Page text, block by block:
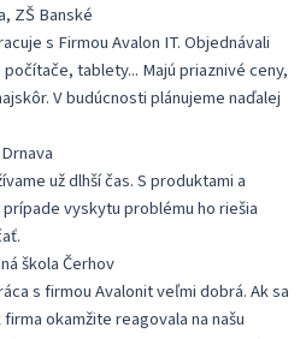
ZŠ Banské
s Firmou Avalon IT. Objednávali
tablety... Majú priaznivé ceny,
V budúcnosti plánujeme naďalej
už dlhší čas. S produktami a
vyskytu problému ho riešia
škola Čerhov
s firmou Avalonit veľmi dobrá. Ak sa
okamžite reagovala na našu